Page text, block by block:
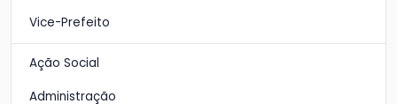
Vice-Prefeito
Ação Social
Administração